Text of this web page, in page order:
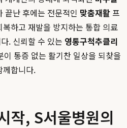
끝난 후에는 전문적인 맞춤재활프
하고 재발을 방지하는 통합 의료
. 신뢰할 수 있는 영통구척추클리
통증 없는 활기찬 일상을 되찾을
께합니다.
작, S서울병원의